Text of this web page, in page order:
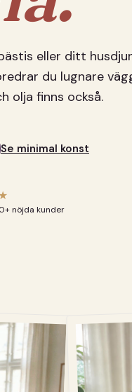
eller ditt
du lugnare
olja finns också.
Se minimal konst
nöjda kunder